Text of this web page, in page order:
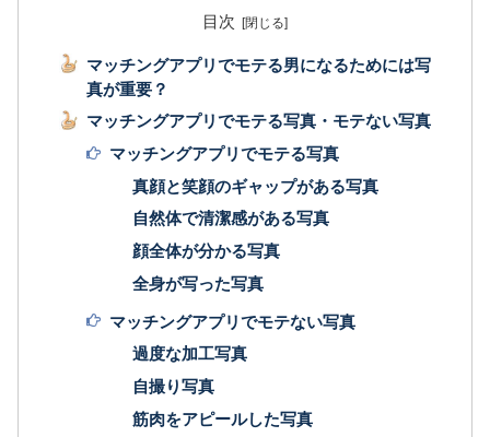
目次
マッチングアプリでモテる男になるためには写
真が重要？
マッチングアプリでモテる写真・モテない写真
マッチングアプリでモテる写真
真顔と笑顔のギャップがある写真
自然体で清潔感がある写真
顔全体が分かる写真
全身が写った写真
マッチングアプリでモテない写真
過度な加工写真
自撮り写真
筋肉をアピールした写真